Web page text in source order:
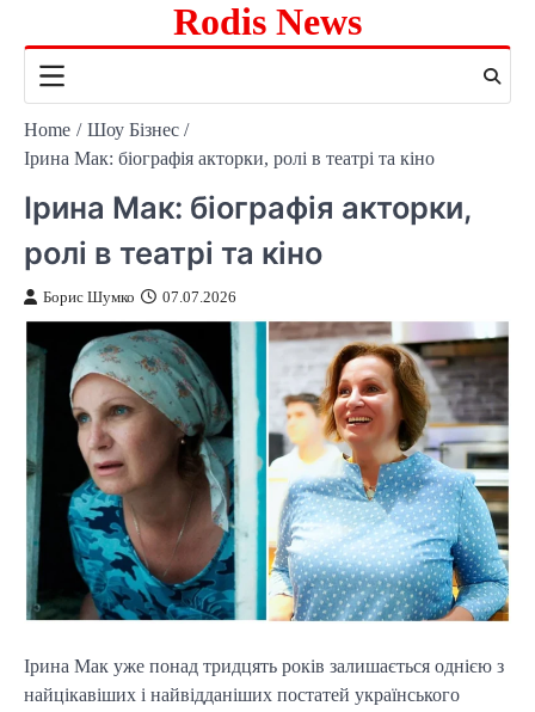
content
Rodis News
Home
Шоу Бізнес
Ірина Мак: біографія акторки, ролі в театрі та кіно
Ірина Мак: біографія акторки,
ролі в театрі та кіно
Борис Шумко 07.07.2026
Ірина Мак уже понад тридцять років залишається однією з
найцікавіших і найвідданіших постатей українського